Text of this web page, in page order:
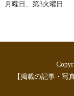
月曜日、第3火曜日
【掲載の記事・写